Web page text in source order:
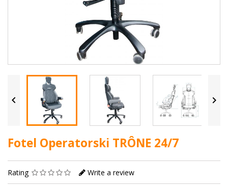
 
Fotel Operatorski TRÔNE 24/7
Rating Write a review